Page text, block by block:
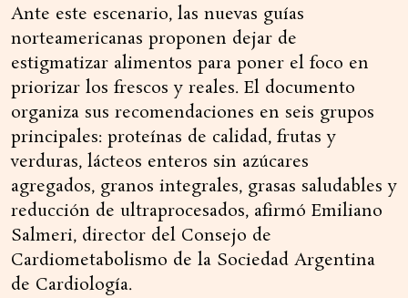
Ante este escenario, las nuevas guías
norteamericanas proponen dejar de
estigmatizar alimentos para poner el foco en
priorizar los frescos y reales. El documento
organiza sus recomendaciones en seis grupos
principales: proteínas de calidad, frutas y
verduras, lácteos enteros sin azúcares
agregados, granos integrales, grasas saludables y
reducción de ultraprocesados, afirmó Emiliano
Salmeri, director del Consejo de
Cardiometabolismo de la Sociedad Argentina
de Cardiología.